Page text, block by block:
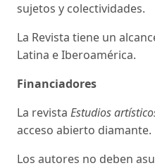
sujetos y colectividades.
La Revista tiene un
Latina e Iberoamérica.
Financiadores
La revista Estudios
acceso abierto diamante.
Los autores no deben